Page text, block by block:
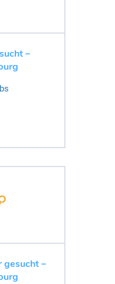
–
gesucht –